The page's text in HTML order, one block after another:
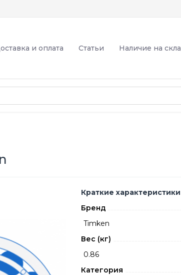
и оплата Статьи Наличие на
Краткие характеристики
Бренд
Timken
Вес (кг)
0.86
Категория